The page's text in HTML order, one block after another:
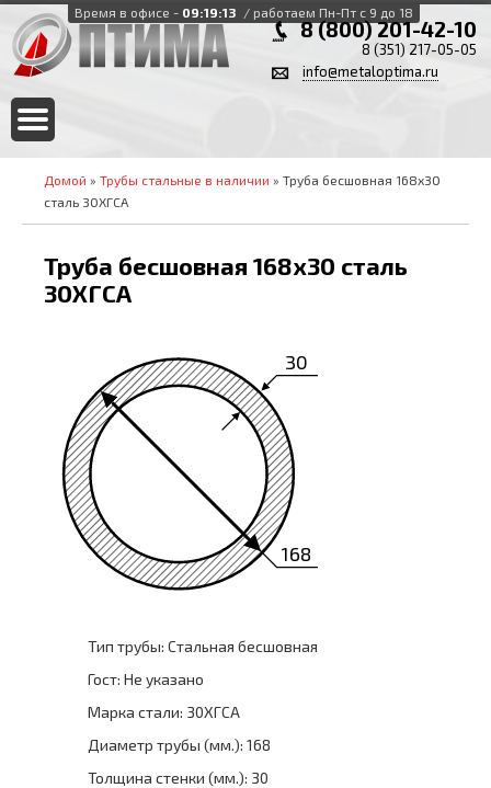
Время в офисе - 09:19:13 / работаем Пн-Пт с 9 до 18
8 (800) 201-42-10
8 (351) 217-05-05
info@metaloptima.ru
Домой » Трубы стальные в наличии » Труба бесшовная 168х30
сталь 30ХГСА
Труба бесшовная 168х30 сталь
30ХГСА
168
30
Тип трубы: Стальная бесшовная
Гост: Не указано
Марка стали: 30ХГСА
Диаметр трубы (мм.): 168
Толщина стенки (мм.): 30